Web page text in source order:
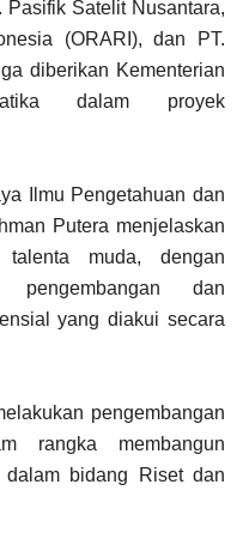
Pasifik Satelit Nusantara,
(ORARI), dan PT.
diberikan Kementerian
dalam proyek
Ilmu Pengetahuan dan
Putera menjelaskan
muda, dengan
pengembangan dan
yang diakui secara
pengembangan
rangka membangun
dalam bidang Riset dan